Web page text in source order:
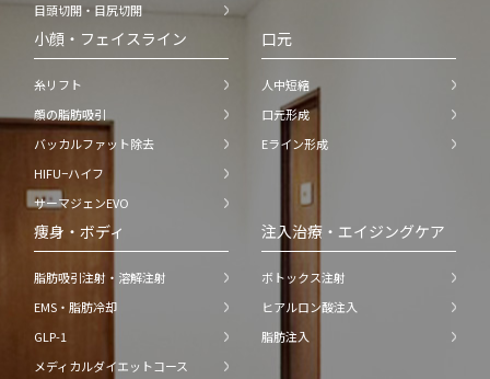
目頭切開・目尻切開
小顔・フェイスライン
糸リフト
顔の脂肪吸引
バッカルファット除去
HIFU−ハイフ
サーマジェンEVO
口元
人中短縮
口元形成
Eライン形成
痩身・ボディ
脂肪吸引注射・溶解注射
EMS・脂肪冷却
GLP-1
メディカルダイエットコース
注入治療・エイジングケア
ボトックス注射
ヒアルロン酸注入
脂肪注入